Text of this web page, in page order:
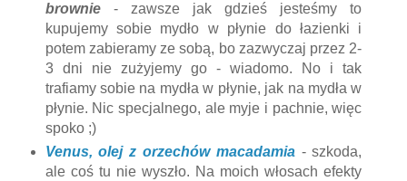
brownie - zawsze jak gdzieś jesteśmy to
kupujemy sobie mydło w płynie do łazienki i
potem zabieramy ze sobą, bo zazwyczaj przez 2-
3 dni nie zużyjemy go - wiadomo. No i tak
trafiamy sobie na mydła w płynie, jak na mydła w
płynie. Nic specjalnego, ale myje i pachnie, więc
spoko ;)
Venus, olej z orzechów macadamia - szkoda,
ale coś tu nie wyszło. Na moich włosach efekty